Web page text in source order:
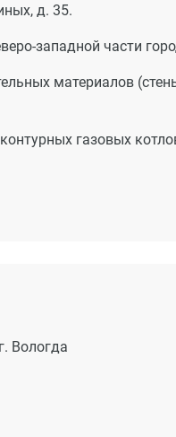
д. 35.
западной части
материалов
газовых
Вологда